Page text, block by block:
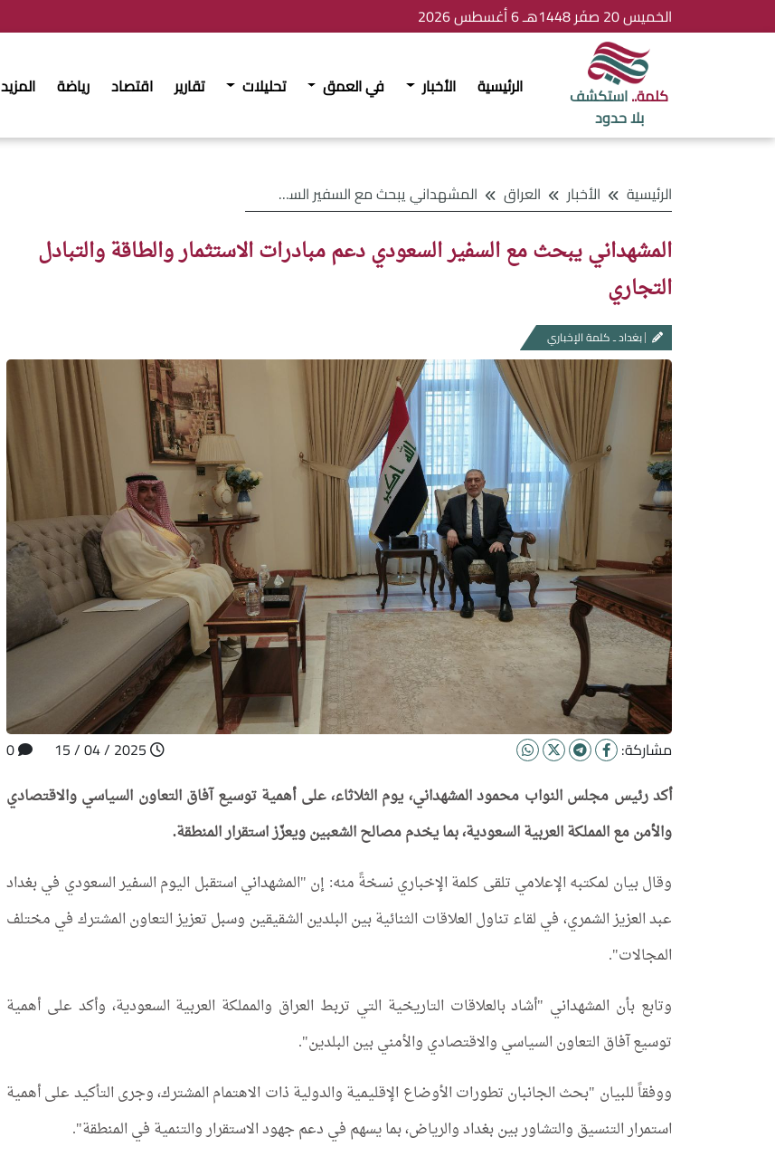
الخميس 20 صفَر 1448هـ 6 أغسطس 2026
كلمة..استكشف
بلا حدود
الرئيسية الأخبار في العمق تحليلات تقارير اقتصاد رياضة المزيد
الرئيسية الأخبار العراق المشهداني يبحث مع السفير السعودي دعم مبادرات الاستثمار والطاقة والتبادل التجاري
المشهداني يبحث مع السفير السعودي دعم مبادرات الاستثمار والطاقة والتبادل
التجاري
بغداد ـ كلمة الإخباري
مشاركة:
أكد رئيس مجلس النواب محمود المشهداني، يوم الثلاثاء، على أهمية توسيع آفاق التعاون السياسي والاقتصادي
والأمن مع المملكة العربية السعودية، بما يخدم مصالح الشعبين ويعزّز استقرار المنطقة.
وقال بيان لمكتبه الإعلامي تلقى كلمة الإخباري نسخةً منه: إن "المشهداني استقبل اليوم السفير السعودي في بغداد
عبد العزيز الشمري، في لقاء تناول العلاقات الثنائية بين البلدين الشقيقين وسبل تعزيز التعاون المشترك في مختلف
المجالات".
وتابع بأن المشهداني "أشاد بالعلاقات التاريخية التي تربط العراق والمملكة العربية السعودية، وأكد على أهمية
توسيع آفاق التعاون السياسي والاقتصادي والأمني بين البلدين".
ووفقاً للبيان "بحث الجانبان تطورات الأوضاع الإقليمية والدولية ذات الاهتمام المشترك، وجرى التأكيد على أهمية
استمرار التنسيق والتشاور بين بغداد والرياض، بما يسهم في دعم جهود الاستقرار والتنمية في المنطقة".